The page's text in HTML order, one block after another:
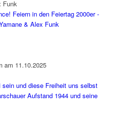
Feiern in den Feiertag 2000er -
& Alex Funk
am 11.10.2025
sein und diese Freiheit uns selbst
Aufstand 1944 und seine